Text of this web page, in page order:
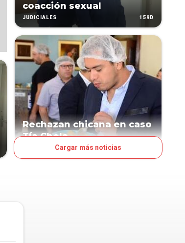
coacción sexual
JUDICIALES 159D
Rechazan chicana en caso
Tía Chela
Cargar más noticias